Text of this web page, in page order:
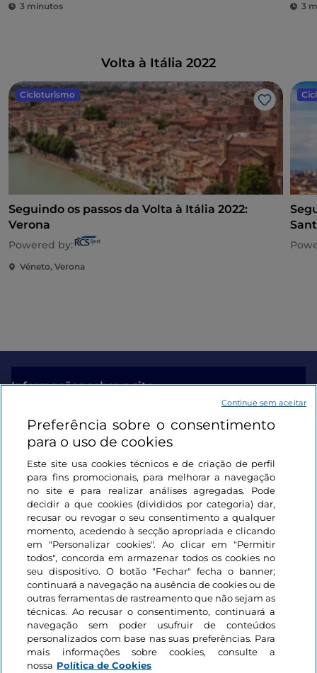
3 minutos 3
Volta à Itália 2022
Cicloturismo
Gosto
Seguindo os passos da Volta à Itália 2022:
Verona
Powered by:
Véneto, Verona
Informações sobre o site
Ligações úteis
Iniciar sessão
Mantenha-se em contacto
Preferência sobre o consentimento
para o uso de cookies
Este site usa cookies técnicos e de criação de perfil
para fins promocionais, para melhorar a navegação
no site e para realizar análises agregadas. Pode
decidir a que cookies (divididos por categoria) dar,
recusar ou revogar o seu consentimento a qualquer
momento, acedendo à secção apropriada e clicando
em "Personalizar cookies". Ao clicar em "Permitir
todos", concorda em armazenar todos os cookies no
seu dispositivo. O botão "Fechar" fecha o banner;
continuará a navegação na ausência de cookies ou de
outras ferramentas de rastreamento que não sejam as
técnicas. Ao recusar o consentimento, continuará a
navegação sem poder usufruir de conteúdos
personalizados com base nas suas preferências. Para
mais informações sobre cookies, consulte a
nossa Política de Cookies
Continue sem aceitar